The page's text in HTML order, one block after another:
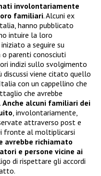
involontariamente
familiari. Alcuni ex
hanno pubblicato
intuire la loro
a seguire su
o parenti conosciuti
indizi sullo svolgimento
discussi viene citato quello
con un cappellino che
che avrebbe
Anche alcuni familiari dei
, involontariamente,
attraverso post e
fronte al moltiplicarsi
avrebbe richiamato
e persone vicine ai
di rispettare gli accordi